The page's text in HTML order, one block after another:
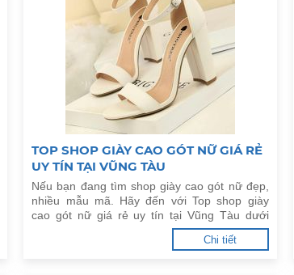
TOP SHOP GIÀY CAO GÓT NỮ GIÁ RẺ
UY TÍN TẠI VŨNG TÀU
Nếu bạn đang tìm shop giày cao gót nữ đẹp,
nhiều mẫu mã. Hãy đến với Top shop giày
cao gót nữ giá rẻ uy tín tại Vũng Tàu dưới
Chi tiết